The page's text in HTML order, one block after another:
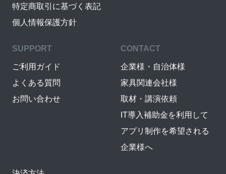
特定商取引に基づく表記
個人情報保護方針
SUPPORT
ご利用ガイド
よくある質問
お問い合わせ
CONTACT
企業様・自治体様
家具関連会社様
取材・講演依頼
IT導入補助金を利用して
アプリ制作を希望される
企業様へ